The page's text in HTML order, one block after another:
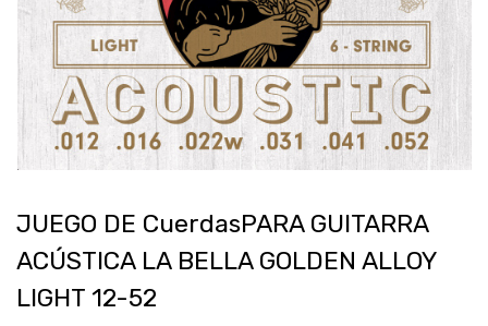
JUEGO DE CuerdasPARA GUITARRA
ACÚSTICA LA BELLA GOLDEN ALLOY
LIGHT 12-52